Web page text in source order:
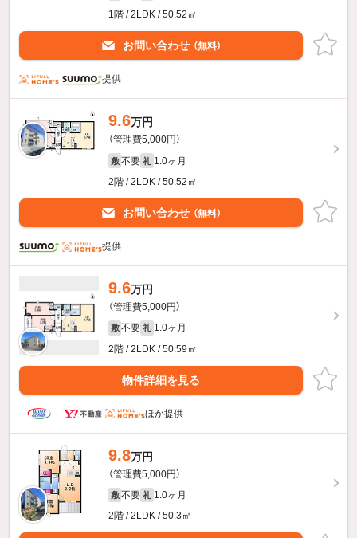
1階 / 2LDK / 50.52㎡
お問い合わせ （無料）
提供
9.6万円
（管理費5,000円）
敷 不要 礼 1.0ヶ月
2階 / 2LDK / 50.52㎡
お問い合わせ （無料）
提供
9.6万円
（管理費5,000円）
敷 不要 礼 1.0ヶ月
2階 / 2LDK / 50.59㎡
物件詳細を見る
ほか提供
9.8万円
（管理費5,000円）
敷 不要 礼 1.0ヶ月
2階 / 2LDK / 50.3㎡